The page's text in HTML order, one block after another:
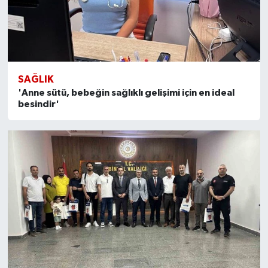
SAĞLIK
'Anne sütü, bebeğin sağlıklı gelişimi için en ideal
besindir'